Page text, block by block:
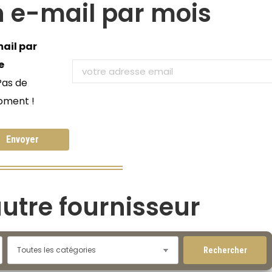
e-mail par mois
par
de
!
fournisseur